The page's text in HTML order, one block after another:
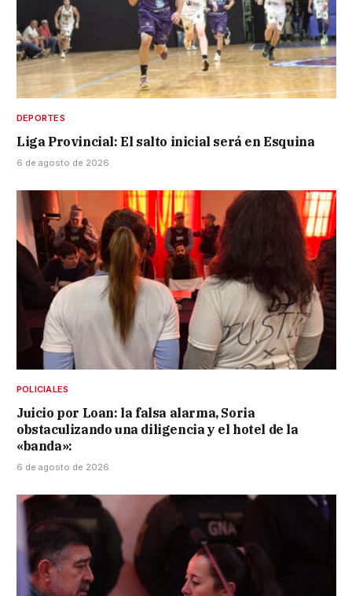
DEPORTES
Liga Provincial: El salto inicial será en Esquina
6 de agosto de 2026
POLICIALES
Juicio por Loan: la falsa alarma, Soria
obstaculizando una diligencia y el hotel de la
«banda»:
6 de agosto de 2026